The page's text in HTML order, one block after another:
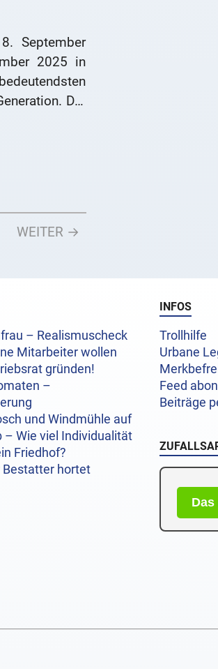
September
2025 in
Der
Dohnányi
WEITER →
– Realismuscheck
Mitarbeiter wollen
gründen!
–
und Windmühle auf
– Wie viel Individualität
Friedhof?
Bestatter hortet
INFOS
Trollhilfe
Urbane
Feed
Beiträge